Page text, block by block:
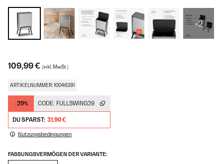
+2
109,99 € (inkl. MwSt.)
ARTIKELNUMMER: 10046391
-29% CODE: FULLSWING29
DU SPARST: 31,90 €
Nutzungsbedingungen
FASSUNGSVERMÖGEN DER VARIANTE: